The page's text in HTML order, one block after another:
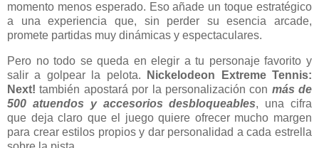
momento menos esperado. Eso añade un toque estratégico
a una experiencia que, sin perder su esencia arcade,
promete partidas muy dinámicas y espectaculares.
Pero no todo se queda en elegir a tu personaje favorito y
salir a golpear la pelota.
Nickelodeon Extreme Tennis:
Next! también apostará por la personalización con más de
500 atuendos y accesorios desbloqueables, una cifra
que deja claro que el juego quiere ofrecer mucho margen
para crear estilos propios y dar personalidad a cada estrella